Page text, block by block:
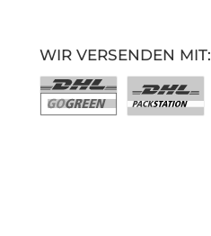
WIR VERSENDEN MIT: